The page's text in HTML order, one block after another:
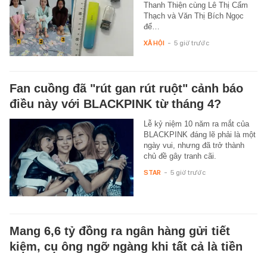
Thanh Thiện cùng Lê Thị Cẩm
Thạch và Văn Thị Bích Ngọc
để…
XÃ HỘI - 5 giờ trước
Fan cuồng đã "rút gan rút ruột" cảnh báo
điều này với BLACKPINK từ tháng 4?
Lễ kỷ niệm 10 năm ra mắt của
BLACKPINK đáng lẽ phải là một
ngày vui, nhưng đã trở thành
chủ đề gây tranh cãi.
STAR - 5 giờ trước
Mang 6,6 tỷ đồng ra ngân hàng gửi tiết
kiệm, cụ ông ngỡ ngàng khi tất cả là tiền